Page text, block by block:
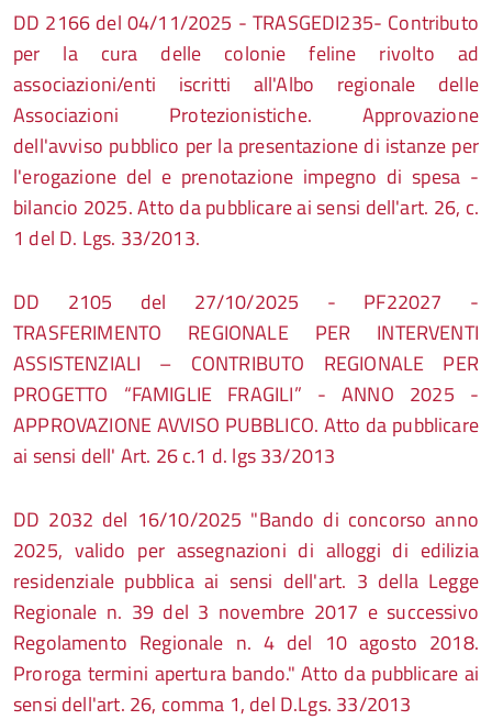
DD 2166 del 04/11/2025 - TRASGEDI235- Contributo
per la cura delle colonie feline rivolto ad
associazioni/enti iscritti all'Albo regionale delle
Associazioni Protezionistiche. Approvazione
dell'avviso pubblico per la presentazione di istanze per
l'erogazione del e prenotazione impegno di spesa -
bilancio 2025. Atto da pubblicare ai sensi dell'art. 26, c.
1 del D. Lgs. 33/2013.
DD 2105 del 27/10/2025 - PF22027 -
TRASFERIMENTO REGIONALE PER INTERVENTI
ASSISTENZIALI – CONTRIBUTO REGIONALE PER
PROGETTO “FAMIGLIE FRAGILI” - ANNO 2025 -
APPROVAZIONE AVVISO PUBBLICO. Atto da pubblicare
ai sensi dell' Art. 26 c.1 d. lgs 33/2013
DD 2032 del 16/10/2025 "Bando di concorso anno
2025, valido per assegnazioni di alloggi di edilizia
residenziale pubblica ai sensi dell'art. 3 della Legge
Regionale n. 39 del 3 novembre 2017 e successivo
Regolamento Regionale n. 4 del 10 agosto 2018.
Proroga termini apertura bando." Atto da pubblicare ai
sensi dell'art. 26, comma 1, del D.Lgs. 33/2013